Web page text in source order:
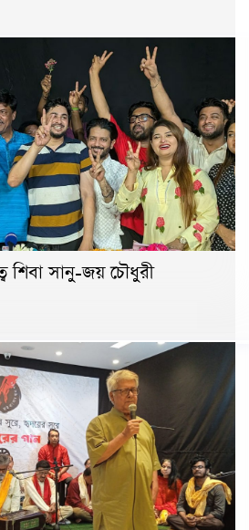
শিবা সানু-জয় চৌধুরী